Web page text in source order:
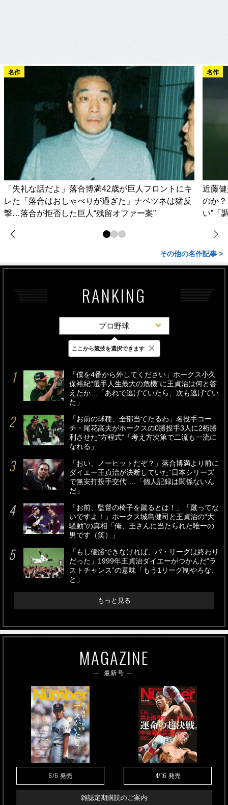
名作
「失礼な話だよ」落合博満42歳が巨人フロントにキ
レた「落合はおしゃべりが過ぎた」ナベツネは猛反
撃…落合が拒否した巨人“残留オファー案”
名作
近藤
のか
い”「
その他の名作記事 >
RANKING
プロ野球
最新 24時間 週間
「僕を4番から外してください」ホークス小久
保裕紀“選手人生最大の危機”に王貞治は何と答
えたか…「あれで逃げていたら、次も逃げてい
た」
「お前の球種、全部当てたるわ」名投手コー
チ・尾花高夫がホークスの0勝投手3人に2桁勝
利させた“方程式”「考え方次第で二流も一流に
なれる」
「おい、ノーヒットだぞ？」落合博満より前に
ダイエー王貞治が決断していた“日本シリーズ
で無安打投手交代”…「個人記録は関係ないん
だ」
「お前、監督の椅子を蹴るとは！」「蹴ってな
いですよ！」ホークス城島健司と王貞治の“大
騒動”の真相「俺、王さんに当たられた唯一の
男です（笑）」
「もし優勝できなければ、パ・リーグは終わり
だった」1999年王貞治ダイエーがつかんだ“ラ
ストチャンス”の意味「もう1リーグ制やろな、
と」
もっと見る
MAGAZINE
最新号
8/6 発売 4/16 発売
雑誌定期購読のご案内
ここから競技を選択できます ×